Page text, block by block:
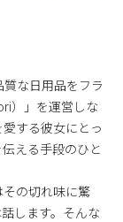
な日用品をフラ
）」を運営しな
する彼女にとっ
える手段のひと
その切れ味に驚
します。そんな